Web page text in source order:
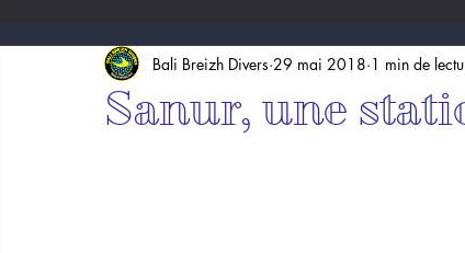
Meilleure période pour plonger à Ba
Sanur, une
Bali Breizh Divers 29 mai 2018 1 min de